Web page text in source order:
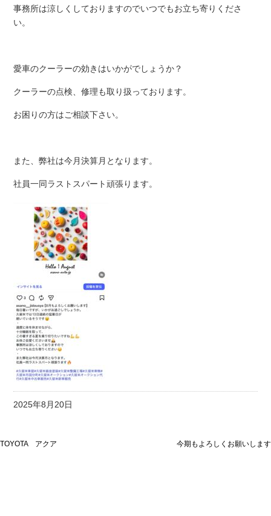
事務所は涼しくしておりますのでいつでもお立ち寄りくださ
い。
愛車のクーラーの効きはいかがでしょうか？
クーラーの点検、修理も取り扱っております。
お困りの方はご相談下さい。
また、弊社は今月決算月となります。
社員一同ラストスパート頑張ります。
2025年8月20日
TOYOTA アクア 今期もよろしくお願いします